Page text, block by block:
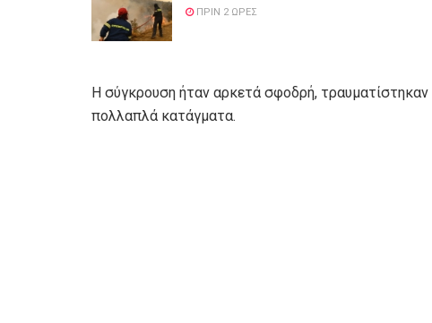
ΠΡΙΝ 2 ΏΡΕΣ
Η σύγκρουση ήταν αρκετά σφοδρή, τραυματίστηκαν
πολλαπλά κατάγματα.